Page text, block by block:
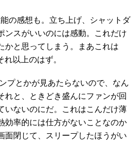
の感想も。立ち上げ、シャットダ
ンスがいいのには感動。これだけ
かと思ってしまう。まあこれは
れ以上のはず。
プとかが見あたらないので、なん
れと、ときどき盛んにファンが回
いないのにだ。これはこんだけ薄
効率的には仕方がないことなのか
面閉じて、スリープしたほうがい